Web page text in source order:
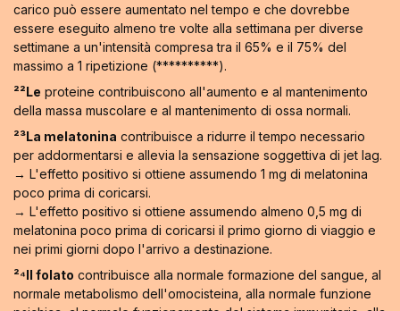
carico può essere aumentato nel tempo e che dovrebbe
essere eseguito almeno tre volte alla settimana per diverse
settimane a un'intensità compresa tra il 65% e il 75% del
massimo a 1 ripetizione (**********).
²²Le proteine contribuiscono all'aumento e al mantenimento
della massa muscolare e al mantenimento di ossa normali.
²³La melatonina contribuisce a ridurre il tempo necessario
per addormentarsi e allevia la sensazione soggettiva di jet lag.
→ L'effetto positivo si ottiene assumendo 1 mg di melatonina
poco prima di coricarsi.
→ L'effetto positivo si ottiene assumendo almeno 0,5 mg di
melatonina poco prima di coricarsi il primo giorno di viaggio e
nei primi giorni dopo l'arrivo a destinazione.
²⁴Il folato contribuisce alla normale formazione del sangue, al
normale metabolismo dell'omocisteina, alla normale funzione